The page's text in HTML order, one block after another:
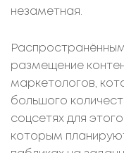
незаметная.
размещение
маркетологов,
большого
соцсетях для
которым